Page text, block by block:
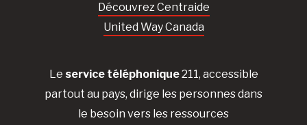
Découvrez Centraide
United Way Canada
Le service téléphonique211, accessible
partout au pays, dirige les personnes dans
le besoin vers les ressources